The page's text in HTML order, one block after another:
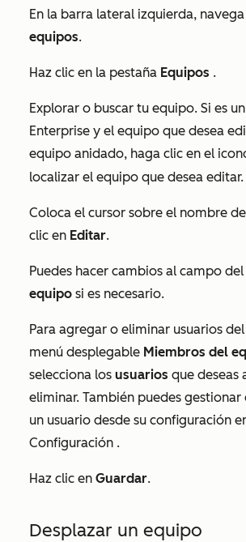
En la barra lateral izquierda,
equipos.
Haz clic en la pestaña Equipos .
Explorar o buscar tu equipo. Si es
Enterprise y el equipo que desea
equipo anidado, haga clic en el
localizar el equipo que desea editar.
Coloca el cursor sobre el nombre
clic en Editar.
Puedes hacer cambios al campo del
equipo si es necesario.
Para agregar o eliminar usuarios
menú desplegable Miembros del
selecciona los usuarios que deseas
eliminar. También puedes
un usuario desde su configuración
Configuración .
Haz clic en Guardar.
Desplazar un equipo